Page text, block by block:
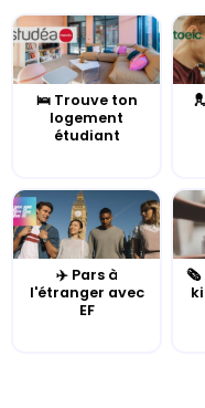
🛌 Trouve ton
logement
étudiant
✈️ Pars à
l'étranger avec
EF
🗞️